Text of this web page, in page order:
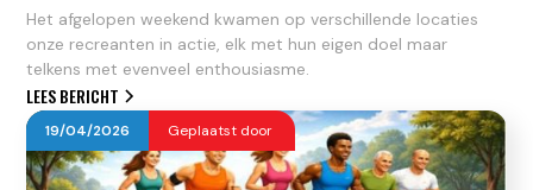
Het afgelopen weekend kwamen op verschillende locaties
onze recreanten in actie, elk met hun eigen doel maar
telkens met evenveel enthousiasme.
LEES BERICHT
19/04/2026 Geplaatst door